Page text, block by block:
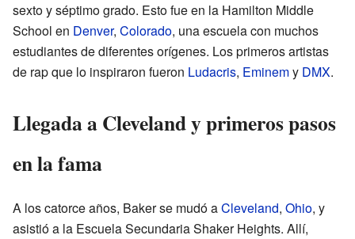
sexto y séptimo grado. Esto fue en la Hamilton Middle
School en Denver, Colorado, una escuela con muchos
estudiantes de diferentes orígenes. Los primeros artistas
de rap que lo inspiraron fueron Ludacris, Eminemy DMX.
Llegada a Cleveland y primeros pasos
en la fama
A los catorce años, Baker se mudó aCleveland, Ohio, y
asistió a la Escuela Secundaria Shaker Heights. Allí,